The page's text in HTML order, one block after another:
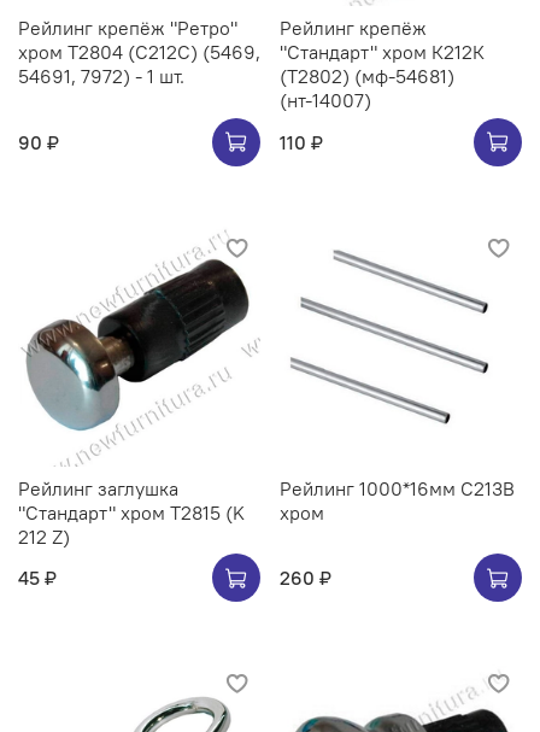
Рейлинг крепёж "Ретро"
хром Т2804 (С212C) (5469,
54691, 7972) - 1 шт.
90 ₽
Рейлинг крепёж
"Стандарт" хром К212К
(Т2802) (мф-54681)
(нт-14007)
110 ₽
Рейлинг заглушка
"Стандарт" хром Т2815 (K
212 Z)
45 ₽
Рейлинг 1000*16мм C213B
хром
260 ₽